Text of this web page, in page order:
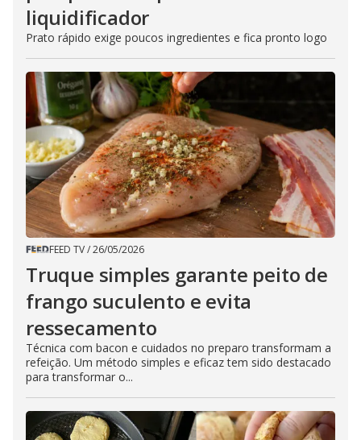
liquidificador
Prato rápido exige poucos ingredientes e fica pronto logo
FEED TV/26/05/2026
Truque simples garante peito de
frango suculento e evita
ressecamento
Técnica com bacon e cuidados no preparo transformam a
refeição. Um método simples e eficaz tem sido destacado
para transformar o...